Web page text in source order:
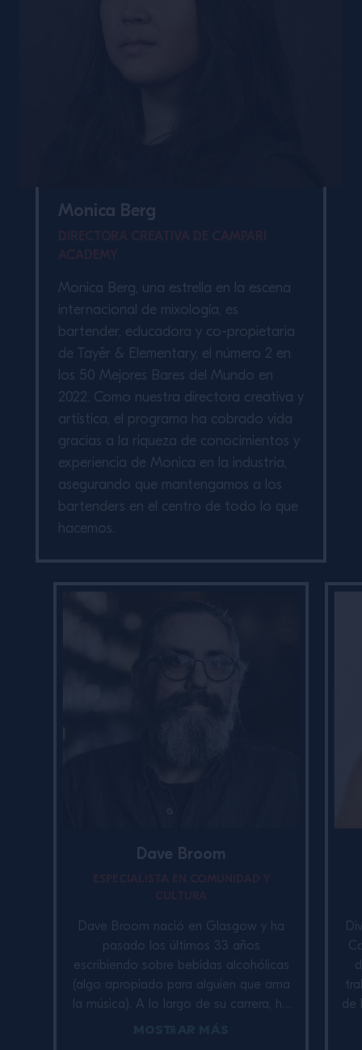
Monica Berg
Monica Berg, una estrella en la escena
internacional de mixología, es
bartender, educadora y co-propietaria
de Tayēr & Elementary, el número 2 en
los 50 Mejores Bares del Mundo en
2022. Como nuestra directora creativa y
artística, el programa ha cobrado vida
gracias a la riqueza de conocimientos y
experiencia de Monica en la industria,
asegurando que mantengamos a los
bartenders en el centro de todo lo que
hacemos.
Dave Broom
Dave Broom nació en Glasgow y ha
pasado los últimos 33 años
escribiendo sobre bebidas alcohólicas
(algo apropiado para alguien que ama
la música). A lo largo de su carrera, ha
de